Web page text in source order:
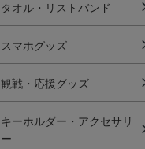
タオル・リストバンド
スマホグッズ
観戦・応援グッズ
キーホルダー・アクセサリ
ー